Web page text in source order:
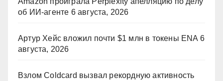
об ИИ-агенте 6 августа, 2026
Артур Хейс вложил почти $1 млн в токены ENA 6
августа, 2026
Взлом Coldcard вызвал рекордную активность